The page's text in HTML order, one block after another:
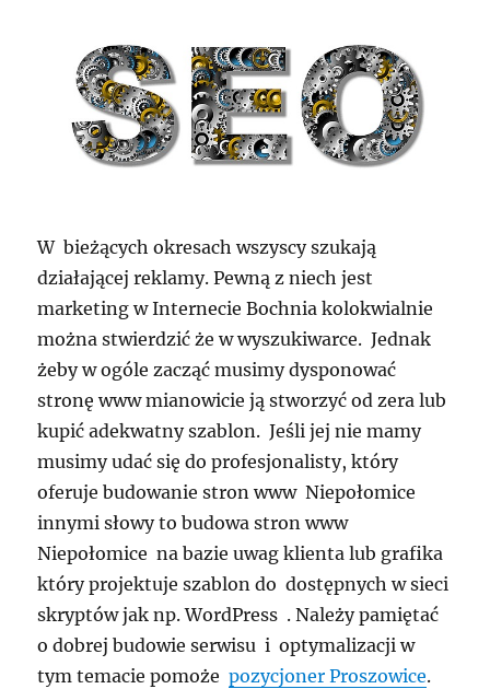
W bieżących okresach wszyscy szukają
działającej reklamy. Pewną z niech jest
marketing w Internecie Bochnia kolokwialnie
można stwierdzić że w wyszukiwarce. Jednak
żeby w ogóle zacząć musimy dysponować
stronę www mianowicie ją stworzyć od zera lub
kupić adekwatny szablon. Jeśli jej nie mamy
musimy udać się do profesjonalisty, który
oferuje budowanie stron www Niepołomice
innymi słowy to budowa stron www
Niepołomice na bazie uwag klienta lub grafika
który projektuje szablon do dostępnych w sieci
skryptów jak np. WordPress . Należy pamiętać
o dobrej budowie serwisu i optymalizacji w
tym temacie pomożepozycjoner Proszowice.